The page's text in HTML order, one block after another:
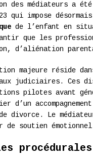
des médiateurs a
qui impose
de l’enfant en
que les
d’aliénation
majeure réside
judiciaires. Ces
pilotes avant
d’un
de divorce. Le
soutien